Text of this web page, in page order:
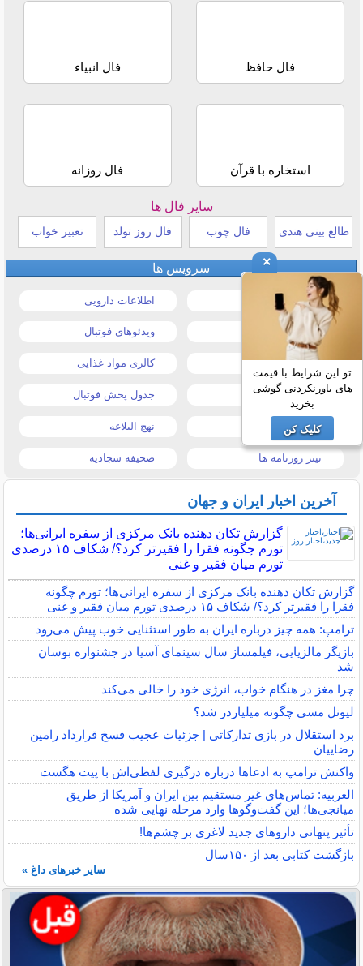
فال حافظ فال انبیاء
استخاره با قرآن فال روزانه
سایر فال ها
طالع بینی هندی فال چوب فال روز تولد تعبیر خواب
سرویس ها
قیمت خودرو اطلاعات دارویی
قیمت طلا و سکه ویدئوهای فوتبال
قیمت دلار کالری مواد غذایی
قیمت موبایل جدول پخش فوتبال
قیمت تبلت نهج البلاغه
تیتر روزنامه ها صحیفه سجادیه
آخرین اخبار ایران و جهان
گزارش تکان‌ دهنده بانک مرکزی از سفره ایرانی‌ها؛
تورم چگونه فقرا را فقیرتر کرد؟/ شکاف ۱۵ درصدی
تورم میان فقیر و غنی
گزارش تکان‌ دهنده بانک مرکزی از سفره ایرانی‌ها؛ تورم چگونه
فقرا را فقیرتر کرد؟/ شکاف ۱۵ درصدی تورم میان فقیر و غنی
ترامپ: همه چیز درباره ایران به طور استثنایی خوب پیش می‌رود
بازیگر مالزیایی، فیلمساز سال سینمای آسیا در جشنواره بوسان
شد
چرا مغز در هنگام خواب، انرژی خود را خالی می‌کند
لیونل مسی چگونه میلیاردر شد؟
برد استقلال در بازی تدارکاتی | جزئیات عجیب فسخ قرارداد رامین
رضاییان
واکنش ترامپ به ادعاها درباره درگیری لفظی‌اش با پیت هگست
العربیه: تماس‌های غیر مستقیم بین ایران و آمریکا از طریق
میانجی‌ها؛ این گفت‌و‌گو‌ها وارد مرحله نهایی شده
تأثیر پنهانی داروهای جدید لاغری بر چشم‌ها!
بازگشت کتابی بعد از ۱۵۰سال
سایر خبرهای داغ »
×
تو این شرایط با قیمت
های باورنکردنی گوشی
بخرید
کلیک کن